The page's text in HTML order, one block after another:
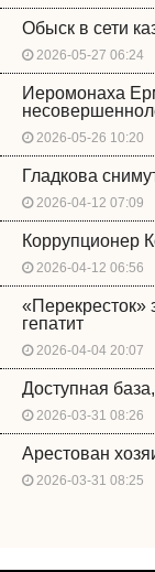
Обыск в сети
2026-05-27 06:24
Иеромонаха
2026-05-26 10:20
Гладкова
2026-04-12 07:09
Коррупционер
2026-04-12 06:56
«Перекресток»
гепатит
2026-04-04 20:07
Доступная
2026-03-31 08:26
Арестован
2026-03-31 08:25